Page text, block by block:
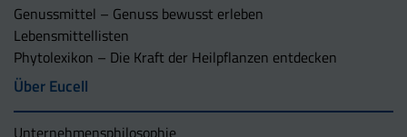
Genussmittel – Genuss bewusst erleben
Lebensmittellisten
Phytolexikon – Die Kraft der Heilpflanzen entdecken
Über Eucell
Unternehmens­philosophie